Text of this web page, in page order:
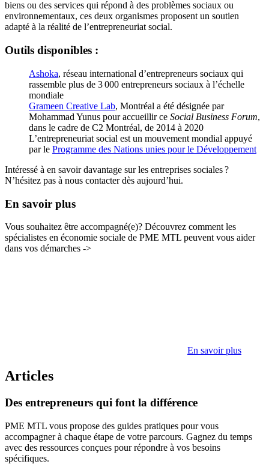
biens ou des services qui répond à des problèmes sociaux ou
environnementaux, ces deux organismes proposent un soutien
adapté à la réalité de l’entrepreneuriat social.
Outils disponibles :
Ashoka, réseau international d’entrepreneurs sociaux qui
rassemble plus de 3 000 entrepreneurs sociaux à l’échelle
mondiale
Grameen Creative Lab, Montréal a été désignée par
Mohammad Yunus pour accueillir ce Social Business Forum,
dans le cadre de C2 Montréal, de 2014 à 2020
L’entrepreneuriat social est un mouvement mondial appuyé
par le Programme des Nations unies pour le Développement
Intéressé à en savoir davantage sur les entreprises sociales ?
N’hésitez pas à nous contacter dès aujourd’hui.
En savoir plus
Vous souhaitez être accompagné(e)? Découvrez comment les
spécialistes en économie sociale de PME MTL peuvent vous aider
dans vos démarches ->
En savoir plus
Articles
Des entrepreneurs qui font la différence
PME MTL vous propose des guides pratiques pour vous
accompagner à chaque étape de votre parcours. Gagnez du temps
avec des ressources conçues pour répondre à vos besoins
spécifiques.